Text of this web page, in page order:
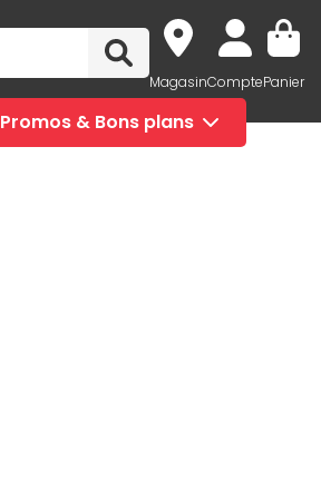
MagasinComptePanier
Promos & Bons plans